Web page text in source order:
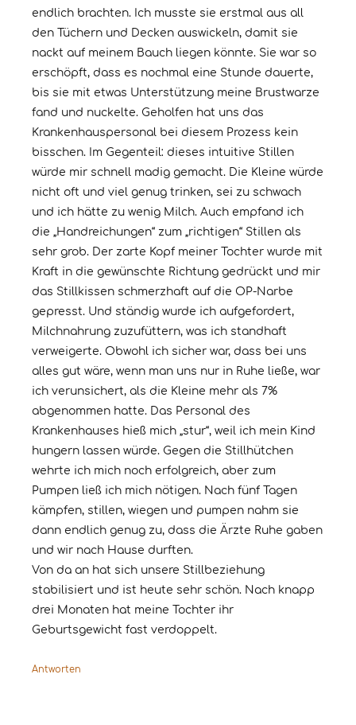
endlich brachten. Ich musste sie erstmal aus all
den Tüchern und Decken auswickeln, damit sie
nackt auf meinem Bauch liegen könnte. Sie war so
erschöpft, dass es nochmal eine Stunde dauerte,
bis sie mit etwas Unterstützung meine Brustwarze
fand und nuckelte. Geholfen hat uns das
Krankenhauspersonal bei diesem Prozess kein
bisschen. Im Gegenteil: dieses intuitive Stillen
würde mir schnell madig gemacht. Die Kleine würde
nicht oft und viel genug trinken, sei zu schwach
und ich hätte zu wenig Milch. Auch empfand ich
die „Handreichungen“ zum „richtigen“ Stillen als
sehr grob. Der zarte Kopf meiner Tochter wurde mit
Kraft in die gewünschte Richtung gedrückt und mir
das Stillkissen schmerzhaft auf die OP-Narbe
gepresst. Und ständig wurde ich aufgefordert,
Milchnahrung zuzufüttern, was ich standhaft
verweigerte. Obwohl ich sicher war, dass bei uns
alles gut wäre, wenn man uns nur in Ruhe ließe, war
ich verunsichert, als die Kleine mehr als 7%
abgenommen hatte. Das Personal des
Krankenhauses hieß mich „stur“, weil ich mein Kind
hungern lassen würde. Gegen die Stillhütchen
wehrte ich mich noch erfolgreich, aber zum
Pumpen ließ ich mich nötigen. Nach fünf Tagen
kämpfen, stillen, wiegen und pumpen nahm sie
dann endlich genug zu, dass die Ärzte Ruhe gaben
und wir nach Hause durften.
Von da an hat sich unsere Stillbeziehung
stabilisiert und ist heute sehr schön. Nach knapp
drei Monaten hat meine Tochter ihr
Geburtsgewicht fast verdoppelt.
Antworten